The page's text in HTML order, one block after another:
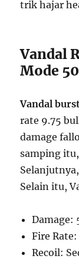
trik hajar
Vandal
Mode
Vandal
rate 9.75
damage
samping
Selain itu,
Damage:
Fire
Recoil: